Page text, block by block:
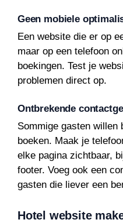
Geen mobiele
Een website die er op
maar op een telefoon
boekingen. Test je
problemen direct op.
Ontbrekende
Sommige gasten willen
boeken. Maak je
elke pagina zichtbaar,
footer. Voeg ook een
gasten die liever een
Hotel website